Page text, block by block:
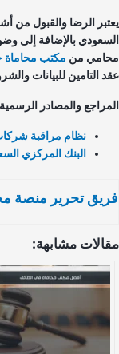
الرضا والقبول من
بالإضافة إلى
منمكتب محاماة
التامين للبيانات
والمصادر الرسمية:
نظام مراقبة شركات
البنك المركزي
تحرير منصة
مشابهة: